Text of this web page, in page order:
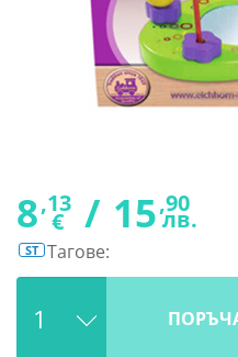
8,13
€ / 15,90
лв.
Тагове:
ST